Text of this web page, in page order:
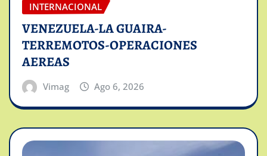
INTERNACIONAL
VENEZUELA-LA GUAIRA-
TERREMOTOS-OPERACIONES
AEREAS
Vimag Ago 6, 2026